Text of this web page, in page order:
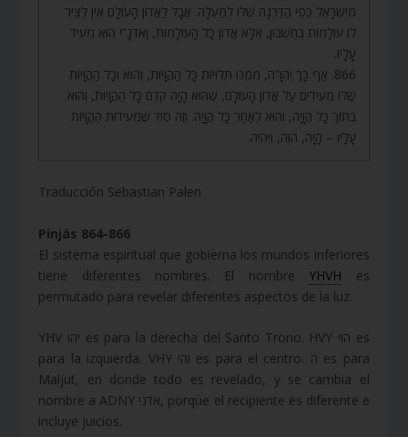
מִיִּשְׂרָאֵל כְּפִי הַדַּרְגָּה שֶׁלּוֹ לְמַעְלָה. אֲבָל לַאֲדוֹן הָעוֹלָם אֵין לְצַיֵּר
לוֹ עוֹלָמוֹת בְּחֶשְׁבּוֹן, אֶלָּא אֲדוֹן כָּל הָעוֹלָמוֹת, וַאדֹנָ”י הוּא מֵעִיד
עָלָיו.
866. אַף כָּךְ יְהֹוָ”ה, מִמֶּנּוּ תְּלוּיוֹת כָּל הַהֲוָיוֹת, וְהוּא וְכָל הַהֲוָיוֹת
שֶׁלּוֹ מְעִידִים עַל אֲדוֹן הָעוֹלָם, שֶׁהוּא הָיָה קֹדֶם כָּל הַהֲוָיוֹת, וְהוּא
בְּתוֹךְ כָּל הֲוָיָה, וְהוּא לְאַחַר כָּל הֲוָיָה. וְזֶה סוֹד שֶׁמְּעִידוֹת הַהֲוָיוֹת
עָלָיו – הָיָה, הֹוֶה, וְיִהְיֶה.
Traducción Sebastian Palen
Pinjás 864-866
El sistema espiritual que gobierna los mundos inferiores
tiene diferentes nombres. El nombre YHVH es
permutado para revelar diferentes aspectos de la luz.
YHV יהו es para la derecha del Santo Trono. HVY הוי es
para la izquierda. VHY והי es para el centro. ה es para
Maljut, en donde todo es revelado, y se cambia el
nombre a ADNY אדני, porque el recipiente es diferente e
incluye juicios.